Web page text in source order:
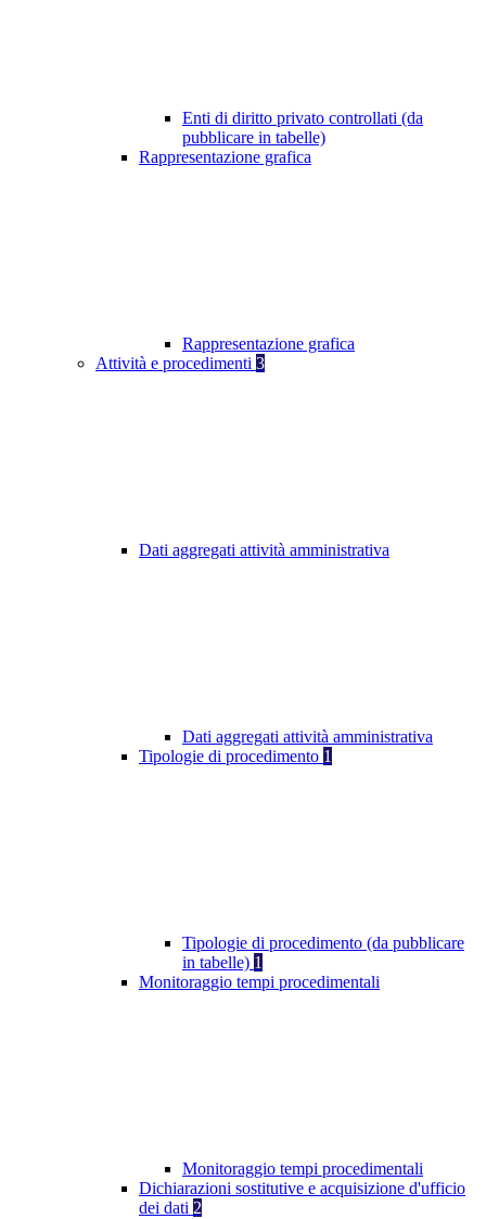
Enti di diritto privato controllati (da
pubblicare in tabelle)
Rappresentazione grafica
Rappresentazione grafica
Attività e procedimenti 3
Dati aggregati attività amministrativa
Dati aggregati attività amministrativa
Tipologie di procedimento 1
Tipologie di procedimento (da pubblicare
in tabelle) 1
Monitoraggio tempi procedimentali
Monitoraggio tempi procedimentali
Dichiarazioni sostitutive e acquisizione d'ufficio
dei dati 2